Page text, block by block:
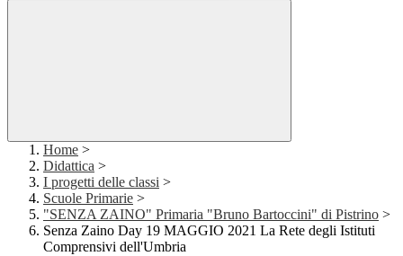
Home >
Didattica >
I progetti delle classi >
Scuole Primarie >
"SENZA ZAINO" Primaria "Bruno Bartoccini" di Pistrino >
Senza Zaino Day 19 MAGGIO 2021 La Rete degli Istituti
Comprensivi dell'Umbria